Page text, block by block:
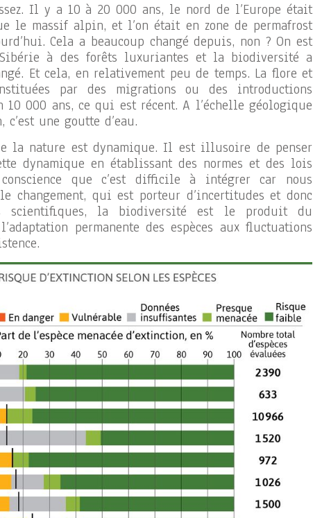
Il y a 10 à 20 000 ans, le nord de l’Europe était
le massif alpin, et l’on était en zone de permafrost
Cela a beaucoup changé depuis, non ? On est
à des forêts luxuriantes et la biodiversité a
Et cela, en relativement peu de temps. La flore et
par des migrations ou des introductions
10 000 ans, ce qui est récent. A l’échelle géologique
une goutte d’eau.
la nature est dynamique. Il est illusoire de penser
dynamique en établissant des normes et des lois
que c’est difficile à intégrer car nous
changement, qui est porteur d’incertitudes et donc
scientifiques, la biodiversité est le produit du
permanente des espèces aux fluctuations